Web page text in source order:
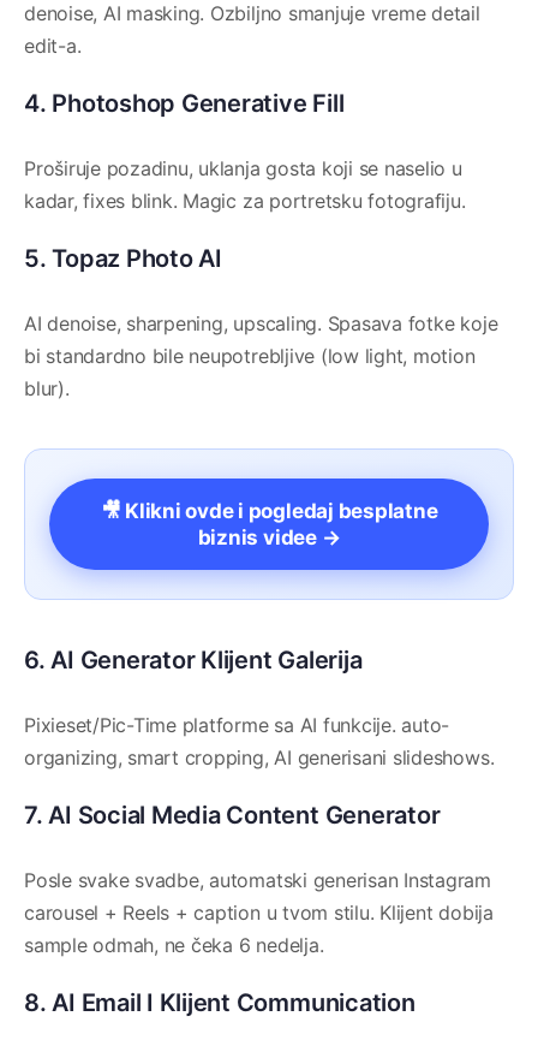
denoise, AI masking. Ozbiljno smanjuje vreme detail
edit-a.
4. Photoshop Generative Fill
Proširuje pozadinu, uklanja gosta koji se naselio u
kadar, fixes blink. Magic za portretsku fotografiju.
5. Topaz Photo AI
AI denoise, sharpening, upscaling. Spasava fotke koje
bi standardno bile neupotrebljive (low light, motion
blur).
🎥 Klikni ovde i pogledaj besplatne
biznis videe →
6. AI Generator Klijent Galerija
Pixieset/Pic-Time platforme sa AI funkcije. auto-
organizing, smart cropping, AI generisani slideshows.
7. AI Social Media Content Generator
Posle svake svadbe, automatski generisan Instagram
carousel + Reels + caption u tvom stilu. Klijent dobija
sample odmah, ne čeka 6 nedelja.
8. AI Email I Klijent Communication